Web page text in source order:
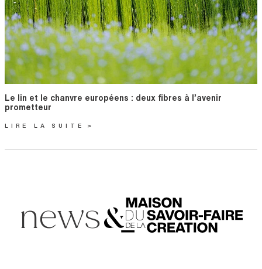
Titre
Le lin et le chanvre européens : deux fibres à l’avenir
prometteur
LIRE LA SUITE
news